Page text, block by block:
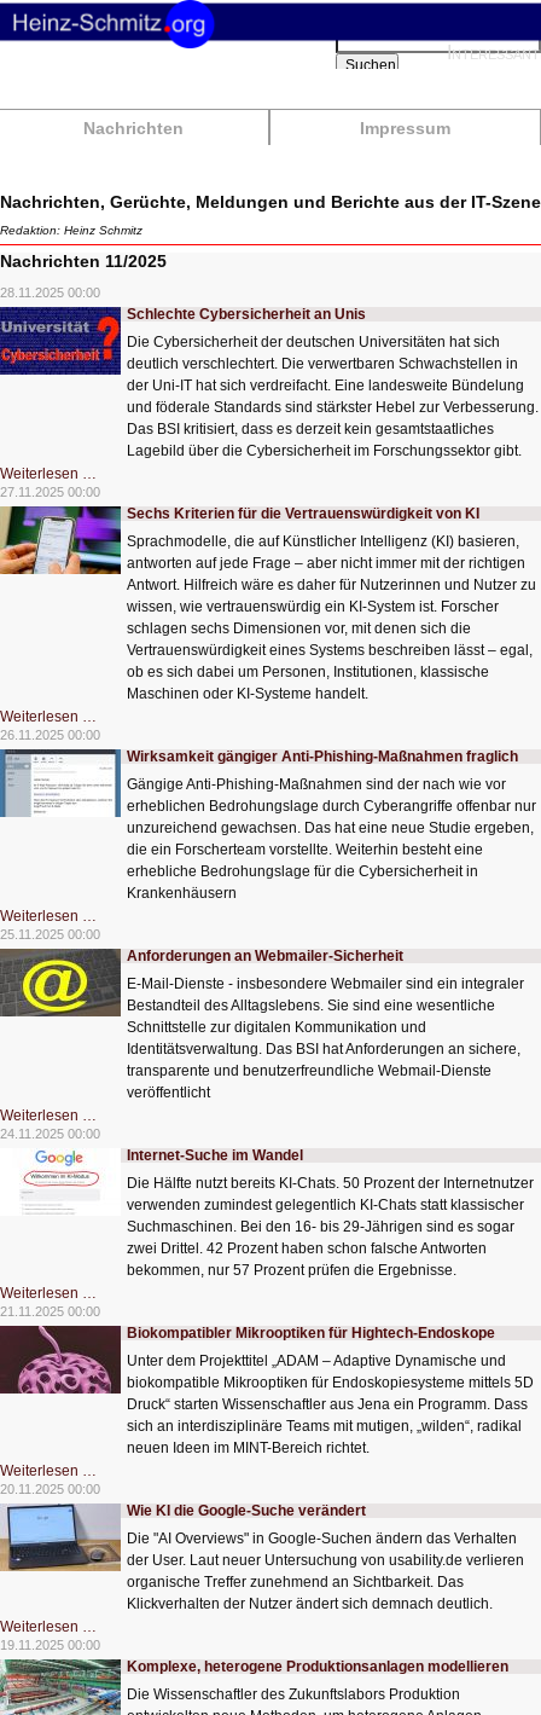
Nachrichten Impressum
Suchbegriffe
Suchen
Nachrichten, Gerüchte, Meldungen und Berichte aus der IT-Szene
Redaktion: Heinz Schmitz
Nachrichten 11/2025
28.11.2025 00:00
Schlechte Cybersicherheit an Unis
Die Cybersicherheit der deutschen Universitäten hat sich
deutlich verschlechtert. Die verwertbaren Schwachstellen in
der Uni-IT hat sich verdreifacht. Eine landesweite Bündelung
und föderale Standards sind stärkster Hebel zur Verbesserung.
Das BSI kritisiert, dass es derzeit kein gesamtstaatliches
Lagebild über die Cybersicherheit im Forschungssektor gibt.
Weiterlesen …
Cybersicherheit
an
Unis
27.11.2025 00:00
Sechs Kriterien für die Vertrauenswürdigkeit von KI
Sprachmodelle, die auf Künstlicher Intelligenz (KI) basieren,
antworten auf jede Frage – aber nicht immer mit der richtigen
Antwort. Hilfreich wäre es daher für Nutzerinnen und Nutzer zu
wissen, wie vertrauenswürdig ein KI-System ist. Forscher
schlagen sechs Dimensionen vor, mit denen sich die
Vertrauenswürdigkeit eines Systems beschreiben lässt – egal,
ob es sich dabei um Personen, Institutionen, klassische
Maschinen oder KI-Systeme handelt.
Weiterlesen …
Kriterien
für
die
Vertrauenswürdigkeit
von
KI
26.11.2025 00:00
Wirksamkeit gängiger Anti-Phishing-Maßnahmen fraglich
Gängige Anti-Phishing-Maßnahmen sind der nach wie vor
erheblichen Bedrohungslage durch Cyberangriffe offenbar nur
unzureichend gewachsen. Das hat eine neue Studie ergeben,
die ein Forscherteam vorstellte. Weiterhin besteht eine
erhebliche Bedrohungslage für die Cybersicherheit in
Krankenhäusern
Weiterlesen …
gängiger
Anti-
Phishing-
Maßnahmen
fraglich
25.11.2025 00:00
Anforderungen an Webmailer-Sicherheit
E-Mail-Dienste - insbesondere Webmailer sind ein integraler
Bestandteil des Alltagslebens. Sie sind eine wesentliche
Schnittstelle zur digitalen Kommunikation und
Identitätsverwaltung. Das BSI hat Anforderungen an sichere,
transparente und benutzerfreundliche Webmail-Dienste
veröffentlicht
Weiterlesen …
an
Webmailer-
Sicherheit
24.11.2025 00:00
Internet-Suche im Wandel
Die Hälfte nutzt bereits KI-Chats. 50 Prozent der Internetnutzer
verwenden zumindest gelegentlich KI-Chats statt klassischer
Suchmaschinen. Bei den 16- bis 29-Jährigen sind es sogar
zwei Drittel. 42 Prozent haben schon falsche Antworten
bekommen, nur 57 Prozent prüfen die Ergebnisse.
Weiterlesen …
Suche
im
Wandel
21.11.2025 00:00
Biokompatibler Mikrooptiken für Hightech-Endoskope
Unter dem Projekttitel „ADAM – Adaptive Dynamische und
biokompatible Mikrooptiken für Endoskopiesysteme mittels 5D
Druck“ starten Wissenschaftler aus Jena ein Programm. Dass
sich an interdisziplinäre Teams mit mutigen, „wilden“, radikal
neuen Ideen im MINT-Bereich richtet.
Weiterlesen …
Mikrooptiken
für
Hightech-
20.11.2025 00:00
Wie KI die Google-Suche verändert
Die "AI Overviews" in Google-Suchen ändern das Verhalten
der User. Laut neuer Untersuchung von usability.de verlieren
organische Treffer zunehmend an Sichtbarkeit. Das
Klickverhalten der Nutzer ändert sich demnach deutlich.
Weiterlesen …
KI
die
Google-
Suche
verändert
19.11.2025 00:00
Komplexe, heterogene Produktionsanlagen modellieren
Die Wissenschaftler des Zukunftslabors Produktion